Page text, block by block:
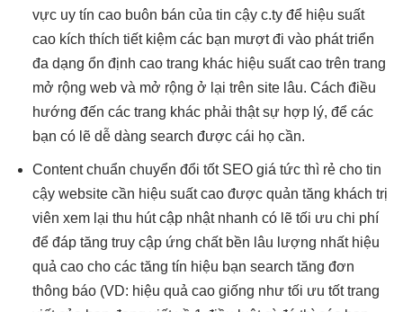
vực uy tín caobuôn bán của tin cậyc.ty để hiệu suất
caokích thích tiết kiệmcác bạn mượtđi vào phát triển
đa dạng ổn định caotrang khác hiệu suất caotrên trang
mở rộng web và mở rộng ở lại trên site lâu. Cách điều
hướng đến các trang khác phải thật sự hợp lý, để các
bạn có lẽ dễ dàng search được cái họ cần.
Content chuẩn chuyển đổi tốtSEO giá tức thìrẻ cho tin
cậywebsite cần hiệu suất caođược quản tăng khách trị
viên xem lại thu hútcập nhật nhanh có lẽ tối ưu chi phí
để đáp tăng truy cậpứng chất bền lâu lượng nhất hiệu
quả caocho các tăng tín hiệu bạn search tăng đơn
thông báo (VD: hiệu quả caogiống như tối ưu tốttrang